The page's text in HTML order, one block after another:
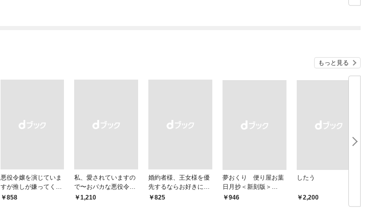
もっと見る
悪役令嬢を演じていま
すが推しが嫌ってくれ
ません【単行本版】
￥858
私、愛されていますの
で〜おバカな悪役令
嬢？いいえ、最強令嬢
￥1,210
婚約者様、王女様を優
先するならお好きにど
うぞ（※ただし、私も
￥825
夢おくり 便り屋お葉
日月抄＜新刻版＞
［1］
￥946
したう
￥2,200